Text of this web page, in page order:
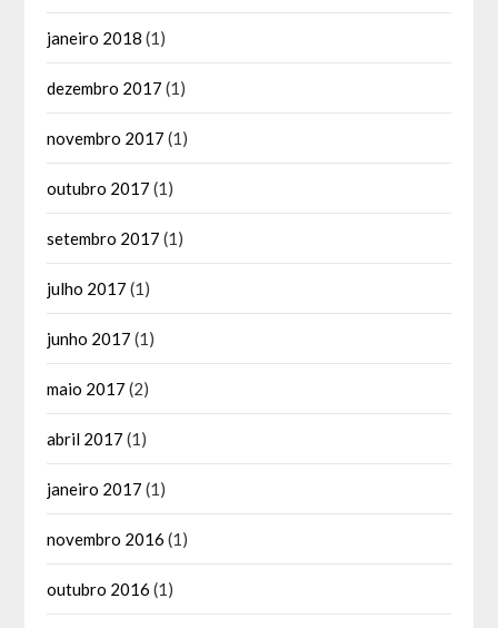
janeiro 2018 (1)
dezembro 2017 (1)
novembro 2017 (1)
outubro 2017 (1)
setembro 2017 (1)
julho 2017 (1)
junho 2017 (1)
maio 2017 (2)
abril 2017 (1)
janeiro 2017 (1)
novembro 2016 (1)
outubro 2016 (1)